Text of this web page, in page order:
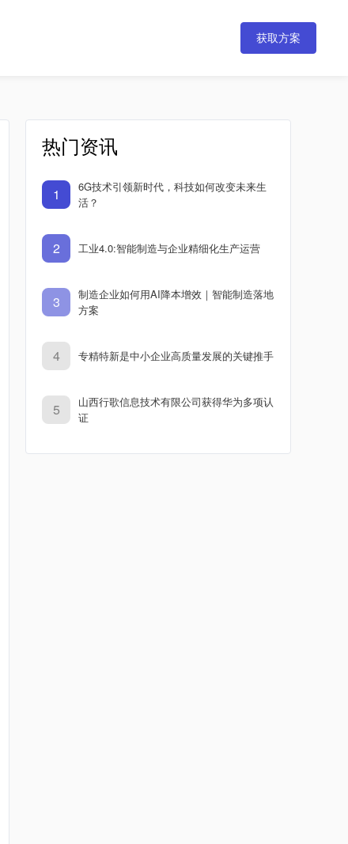
获取方案
热门资讯
1
6G技术引领新时代，科技如何改变未来生
活？
2 工业4.0:智能制造与企业精细化生产运营
3
制造企业如何用AI降本增效｜智能制造落地
方案
4 专精特新是中小企业高质量发展的关键推手
5
山西行歌信息技术有限公司获得华为多项认
证